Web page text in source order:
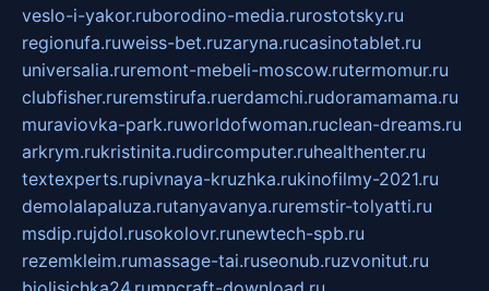
veslo-i-yakor.ruborodino-media.rurostotsky.ru
regionufa.ruweiss-bet.ruzaryna.rucasinotablet.ru
universalia.ruremont-mebeli-moscow.rutermomur.ru
clubfisher.ruremstirufa.ruerdamchi.rudoramamama.ru
muraviovka-park.ruworldofwoman.ruclean-dreams.ru
arkrym.rukristinita.rudircomputer.ruhealthenter.ru
textexperts.rupivnaya-kruzhka.rukinofilmy-2021.ru
demolalapaluza.rutanyavanya.ruremstir-tolyatti.ru
msdip.rujdol.rusokolovr.runewtech-spb.ru
rezemkleim.rumassage-tai.ruseonub.ruzvonitut.ru